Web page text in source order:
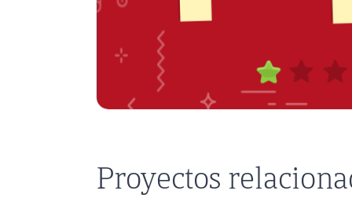
Proyectos